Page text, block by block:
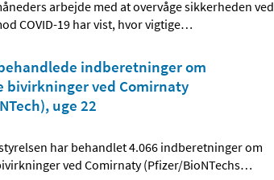
arbejde med at overvåge sikkerheden ved
COVID-19 har vist, hvor vigtige…
indberetninger om
bivirkninger ved Comirnaty
uge 22
har behandlet 4.066 indberetninger om
ved Comirnaty (Pfizer/BioNTechs…